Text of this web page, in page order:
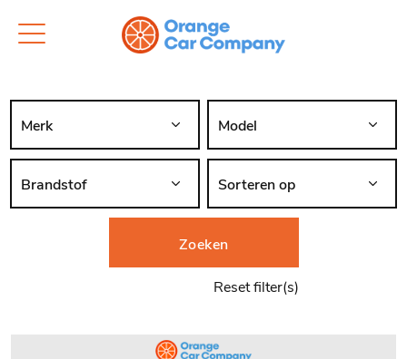
Zoeken
Reset filter(s)